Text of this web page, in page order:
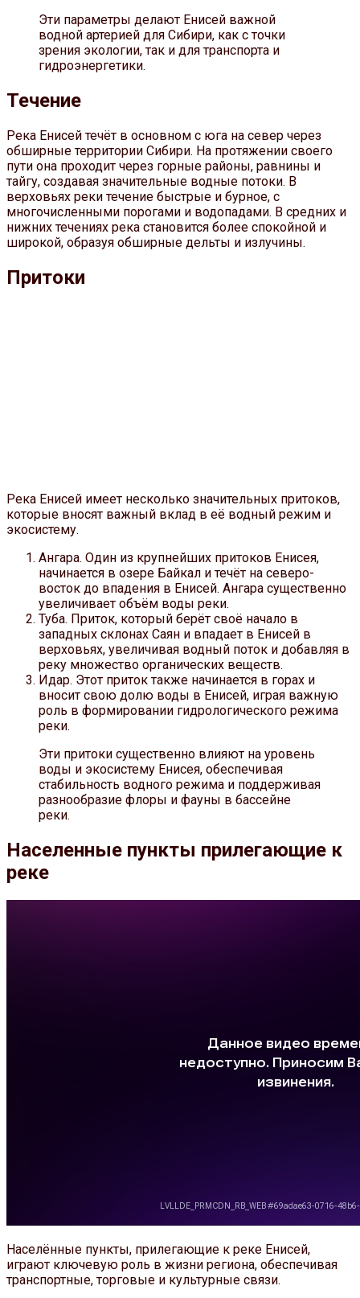
Эти параметры делают Енисей важной
водной артерией для Сибири, как с точки
зрения экологии, так и для транспорта и
гидроэнергетики.
Течение
Река Енисей течёт в основном с юга на север через
обширные территории Сибири. На протяжении своего
пути она проходит через горные районы, равнины и
тайгу, создавая значительные водные потоки. В
верховьях реки течение быстрые и бурное, с
многочисленными порогами и водопадами. В средних и
нижних течениях река становится более спокойной и
широкой, образуя обширные дельты и излучины.
Притоки
Река Енисей имеет несколько значительных притоков,
которые вносят важный вклад в её водный режим и
экосистему.
Ангара. Один из крупнейших притоков Енисея,
начинается в озере Байкал и течёт на северо-
восток до впадения в Енисей. Ангара существенно
увеличивает объём воды реки.
Туба. Приток, который берёт своё начало в
западных склонах Саян и впадает в Енисей в
верховьях, увеличивая водный поток и добавляя в
реку множество органических веществ.
Идар. Этот приток также начинается в горах и
вносит свою долю воды в Енисей, играя важную
роль в формировании гидрологического режима
реки.
Эти притоки существенно влияют на уровень
воды и экосистему Енисея, обеспечивая
стабильность водного режима и поддерживая
разнообразие флоры и фауны в бассейне
реки.
Населенные пункты прилегающие к
реке
Населённые пункты, прилегающие к реке Енисей,
играют ключевую роль в жизни региона, обеспечивая
транспортные, торговые и культурные связи.